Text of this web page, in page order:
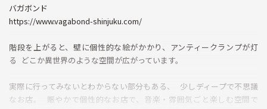
バガボンド
https://www.vagabond-shinjuku.com/
階段を上がると、壁に個性的な絵がかかり、アンティークランプが灯
る どこか異世界のような空間が広がっています。
実際に行ってみないとわからない部分もある、 少しディープで不思議
なお店。 賑やかで個性的なお店で、音楽・雰囲気ごと楽しむ空間で